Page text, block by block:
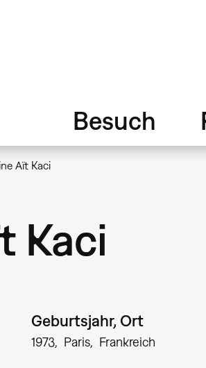
Besuch
Aït Kaci
Kaci
Geburtsjahr, Ort
1973 Paris Frankreich